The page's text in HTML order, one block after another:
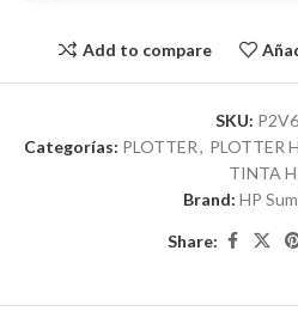
Add to compare
SKU:
Categorías: PLOTTER, PLOTTER
TINTA
Brand: HP
Share: